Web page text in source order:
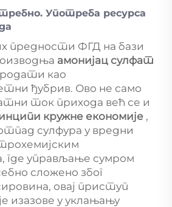
Употреба ресурса
предности ФГД на бази
амонијац сулфат
као
ђубрив. Ово не само
ток прихода већ се и
кружне економије ,
сулфура у вредни
где управљање сумром
сложено због
овај приступ
изазове у уклањању